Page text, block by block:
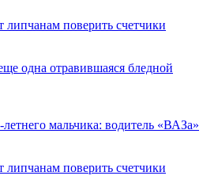
поверить счетчики
одна отравившаяся бледной
мальчика: водитель «ВАЗа»
поверить счетчики